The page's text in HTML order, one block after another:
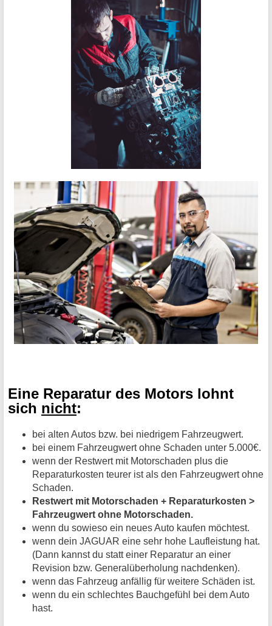
Eine Reparatur des Motors lohnt
sich nicht:
bei alten Autos bzw. bei niedrigem Fahrzeugwert.
bei einem Fahrzeugwert ohne Schaden unter 5.000€.
wenn der Restwert mit Motorschaden plus die
Reparaturkosten teurer ist als den Fahrzeugwert ohne
Schaden.
Restwert mit Motorschaden + Reparaturkosten >
Fahrzeugwert ohne Motorschaden.
wenn du sowieso ein neues Auto kaufen möchtest.
wenn dein JAGUAR eine sehr hohe Laufleistung hat.
(Dann kannst du statt einer Reparatur an einer
Revision bzw. Generalüberholung nachdenken).
wenn das Fahrzeug anfällig für weitere Schäden ist.
wenn du ein schlechtes Bauchgefühl bei dem Auto
hast.